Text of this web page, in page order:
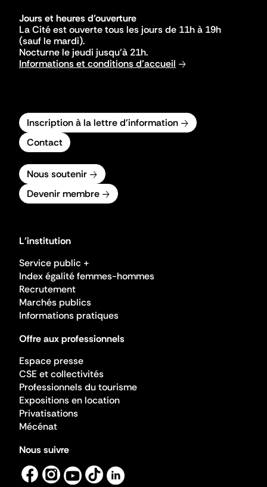
Jours et heures d'ouverture
La Cité est ouverte tous les jours de 11h à 19h
(sauf le mardi).
Nocturne le jeudi jusqu'à 21h.
Informations et conditions d'accueil
Inscription à la lettre d'information
Contact
Nous soutenir
Devenir membre
L'institution
Service public +
Index égalité femmes-hommes
Recrutement
Marchés publics
Informations pratiques
Offre aux professionnels
Espace presse
CSE et collectivités
Professionnels du tourisme
Expositions en location
Privatisations
Mécénat
Nous suivre